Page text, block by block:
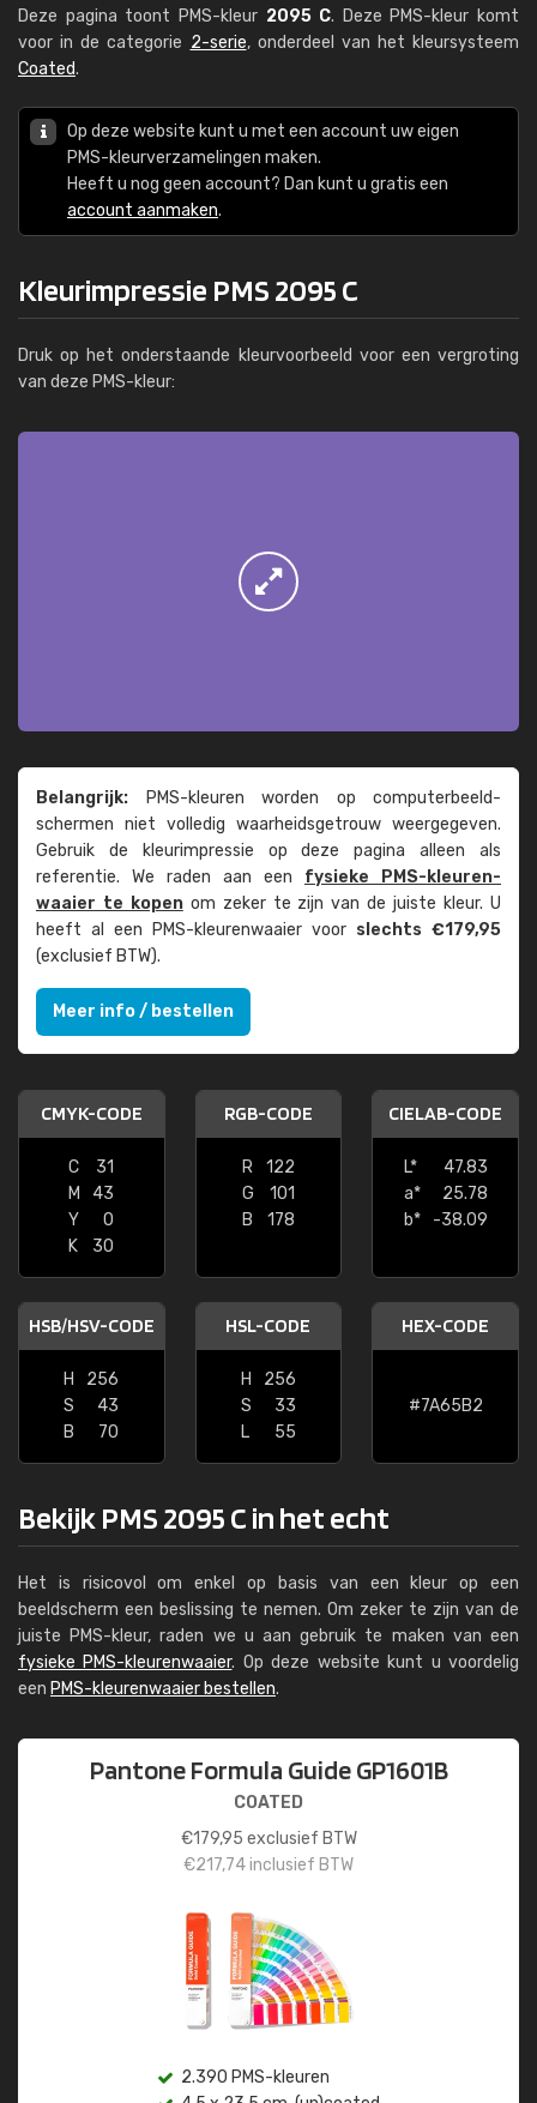
Deze pagina toont PMS-kleur 2095 C. Deze PMS-kleur komt
voor in de categorie 2-serie, onderdeel van het kleursysteem
Coated.
Op deze website kunt u met een account uw eigen
PMS-kleurverzamelingen maken.
Heeft u nog geen account? Dan kunt u gratis een
account aanmaken.
Kleurimpressie PMS 2095 C
Druk op het onderstaande kleurvoorbeeld voor een vergroting
van deze PMS-kleur:
Belangrijk: PMS-kleuren worden op computer­beeld­
schermen niet volledig waarheids­­getrouw weer­gegeven.
Gebruik de kleur­impressie op deze pagina alleen als
referentie. We raden aan een fysieke PMS-kleuren­
waaier te kopenom zeker te zijn van de juiste kleur. U
heeft al een PMS-kleuren­waaier voor slechts €179,95
(exclusief BTW).
Meer info / bestellen
CMYK-CODE
C
31
M
43
Y
0
K
30
RGB-CODE
R
122
G
101
B
178
CIELAB-CODE
L*
47.83
a*
25.78
b*
-38.09
HSB/HSV-CODE
H
256
S
43
B
70
HSL-CODE
H
256
S
33
L
55
HEX-CODE
#7A65B2
Bekijk PMS 2095 C in het echt
Het is risicovol om enkel op basis van een kleur op een
beeldscherm een beslissing te nemen. Om zeker te zijn van de
juiste PMS-kleur, raden we u aan gebruik te maken van een
fysieke PMS-kleurenwaaier. Op deze website kunt u voordelig
een PMS-kleurenwaaier bestellen.
Pantone Formula Guide GP1601B
COATED
€179,95 exclusief BTW
€217,74inclusief BTW
2.390 PMS-kleuren